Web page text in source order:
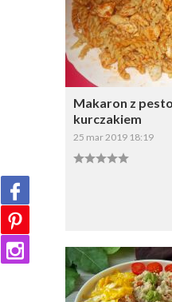
Makaron z
kurczakiem
25 mar 2019 18:19
Dodaj do